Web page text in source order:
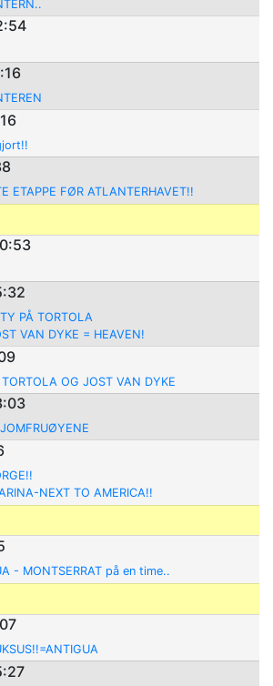
ETAPPE FØR ATLANTERHAVET!!
PÅ TORTOLA
VAN DYKE = HEAVEN!
OG JOST VAN DYKE
NEXT TO AMERICA!!
- MONTSERRAT på en time..